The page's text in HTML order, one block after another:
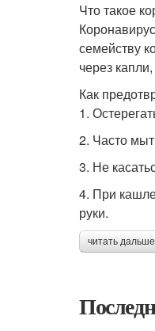
Что такое
семейству
через
Как
1.
2. Часто
3. Не
4. При
руки.
читать